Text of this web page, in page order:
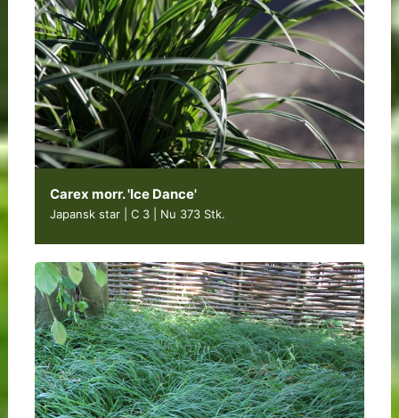
Carex morr. 'Ice Dance'
Japansk star | C 3 Nu 373 Stk.